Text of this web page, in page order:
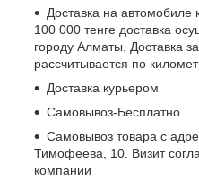
Доставка на
100 000 тенге доставка
городу Алматы. Доставка
рассчитывается по
Доставка курьером
Самовывоз-Бесплатно
Самовывоз товара с
Тимофеева, 10. Визит
компании